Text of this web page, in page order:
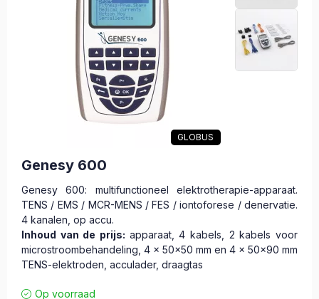
GLOBUS
Genesy 600
Genesy 600: multifunctioneel elektrotherapie-apparaat.
TENS / EMS / MCR-MENS / FES / iontoforese / denervatie.
4 kanalen, op accu.
Inhoud van de prijs: apparaat, 4 kabels, 2 kabels voor
microstroombehandeling, 4 x 50x50 mm en 4 x 50x90 mm
TENS-elektroden, acculader, draagtas
Op voorraad